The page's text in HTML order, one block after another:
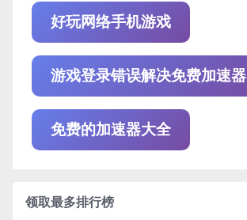
好玩网络手机游戏
游戏登录错误解决免费加速器
免费的加速器大全
领取最多排行榜